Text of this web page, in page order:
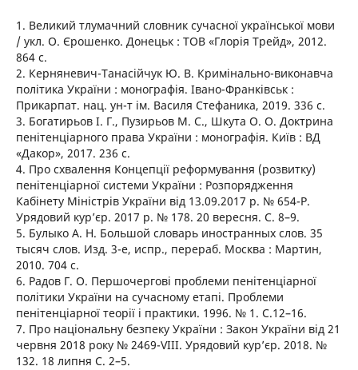
1. Великий тлумачний словник сучасної української мови
/ укл. О. Єрошенко. Донецьк : ТОВ «Глорія Трейд», 2012.
864 с.
2. Керняневич-Танасійчук Ю. В. Кримінально-виконавча
політика України : монографія. Івано-Франківськ :
Прикарпат. нац. ун-т ім. Василя Стефаника, 2019. 336 с.
3. Богатирьов І. Г., Пузирьов М. С., Шкута О. О. Доктрина
пенітенціарного права України : монографія. Київ : ВД
«Дакор», 2017. 236 с.
4. Про схвалення Концепції реформування (розвитку)
пенітенціарної системи України : Розпорядження
Кабінету Міністрів України від 13.09.2017 р. № 654-Р.
Урядовий кур’єр. 2017 р. № 178. 20 вересня. С. 8–9.
5. Булыко А. Н. Большой словарь иностранных слов. 35
тысяч слов. Изд. 3-е, испр., перераб. Москва : Мартин,
2010. 704 с.
6. Радов Г. О. Першочергові проблеми пенітенціарної
політики України на сучасному етапі. Проблеми
пенітенціарної теорії і практики. 1996. № 1. С.12–16.
7. Про національну безпеку України : Закон України від 21
червня 2018 року № 2469-VIII. Урядовий кур’єр. 2018. №
132. 18 липня С. 2–5.